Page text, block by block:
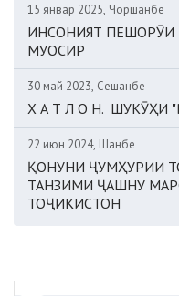
15 январ 2025, Чоршанбе
ИНСОНИЯТ
МУОСИР
30 май 2023, Сешанбе
Х А Т Л О Н. ШУКӮҲИ
22 июн 2024, Шанбе
ҚОНУНИ ҶУМҲУРИИ
ТАНЗИМИ ҶАШНУ
ТОҶИКИСТОН